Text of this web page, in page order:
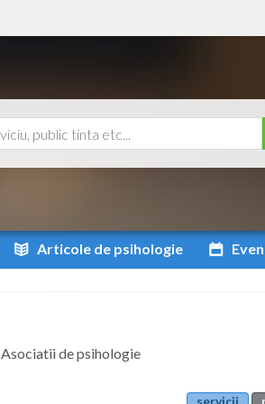
Articole de psihologie
Asociatii de psihologie
servicii